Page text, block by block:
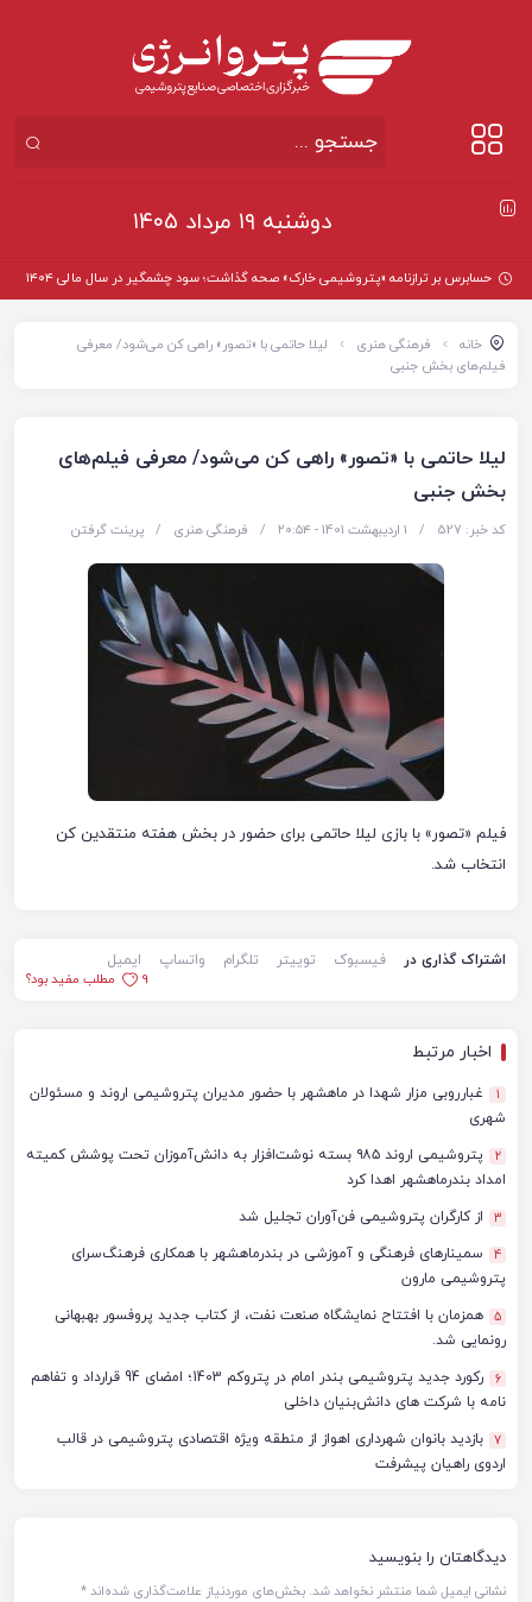
دوشنبه ۱۹ مرداد ۱۴۰۵
حسابرس بر ترازنامه «پتروشیمی خارک» صحه گذاشت؛ سود چشمگیر در سال مالی ۱۴۰۴
خانه فرهنگی هنری
لیلا حاتمی با «تصور» راهی کن می‌شود/ معرفی
فیلم‌های بخش جنبی
لیلا حاتمی با «تصور» راهی کن می‌شود/ معرفی فیلم‌های
بخش جنبی
کد خبر: 527 / 1 اردیبهشت 1401 - ۲۰:۵۴ / فرهنگی هنری / پرینت گرفتن
فیلم «تصور» با بازی لیلا حاتمی برای حضور در بخش هفته منتقدین کن
انتخاب شد.
اشتراک گذاری در فیسبوک توییتر تلگرام واتساپ
ایمیل
9
مطلب مفید بود؟
اخبار مرتبط
1
غبارروبی مزار شهدا در ماهشهر با حضور مدیران پتروشیمی اروند و مسئولان
شهری
2
پتروشیمی اروند ۹۸۵ بسته نوشت‌افزار به دانش‌آموزان تحت پوشش کمیته
امداد بندرماهشهر اهدا کرد
3 از کارگران پتروشیمی فن‌آوران تجلیل شد
4
سمینارهای فرهنگی و آموزشی در بندرماهشهر با همکاری فرهنگ‌سرای
پتروشیمی مارون
5 همزمان با افتتاح نمایشگاه صنعت نفت، از کتاب جدید پروفسور بهبهانی
رونمایی شد.
6
رکورد جدید پتروشیمی بندر امام در پتروکم 1403؛ امضای 94 قرارداد و تفاهم
نامه با شرکت های دانش‌بنیان‌ داخلی
7 بازدید بانوان شهرداری اهواز از منطقه ویژه اقتصادی پتروشیمی در قالب
اردوی راهیان پیشرفت
دیدگاهتان را بنویسید
نشانی ایمیل شما منتشر نخواهد شد. بخش‌های موردنیاز علامت‌گذاری شده‌اند*